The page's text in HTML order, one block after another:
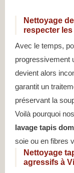
Nettoyage
respecter
Avec le temps,
progressivement
devient alors
garantit un
préservant la
Voilà pourquoi
lavage tapis
soie ou en fibres
Nettoyage
agressifs à